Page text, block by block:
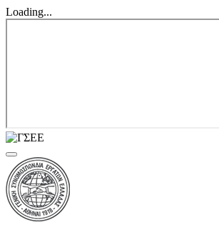
Loading...